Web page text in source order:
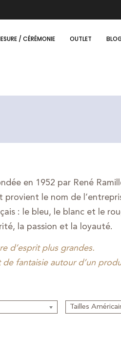
/ CÉRÉMONIE OUTLET
en 1952 par René
le nom de
: le bleu, le blanc et le
la passion et la loyauté.
d’esprit plus grandes.
fantaisie autour d’un
Tailles